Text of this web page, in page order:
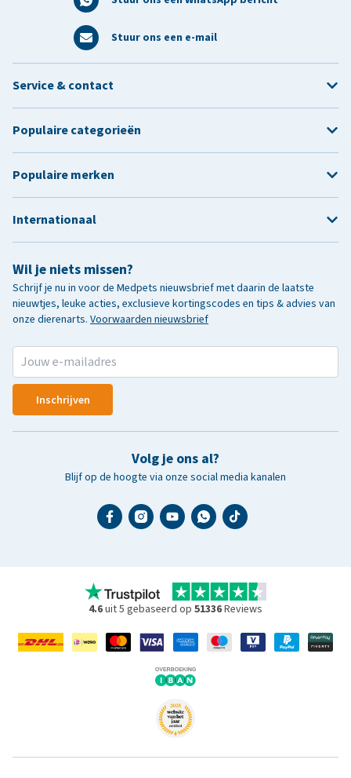
Stuur ons een e-mail
Wil je niets missen?
Schrijf je nu in voor de Medpets nieuwsbrief met daarin de laatste
nieuwtjes, leuke acties, exclusieve kortingscodes en tips & advies van
onze dierenarts. Voorwaarden nieuwsbrief
Inschrijven
Volg je ons al?
Blijf op de hoogte via onze social media kanalen
Service & contact
Populaire categorieën
Populaire merken
Internationaal
4.6uit 5 gebaseerd op 51336Reviews